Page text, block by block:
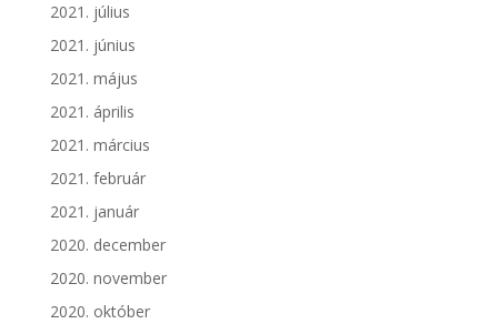
2021. július
2021. június
2021. május
2021. április
2021. március
2021. február
2021. január
2020. december
2020. november
2020. október